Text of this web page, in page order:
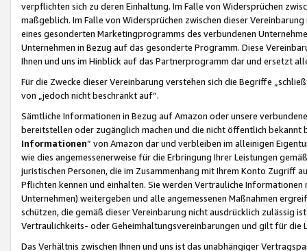
verpflichten sich zu deren Einhaltung. Im Falle von Widersprüchen
maßgeblich. Im Falle von Widersprüchen zwischen dieser
eines gesonderten Marketingprogramms des verbundenen
Unternehmen in Bezug auf das gesonderte Programm. Diese
Ihnen und uns im Hinblick auf das Partnerprogramm dar und ersetzt
Für die Zwecke dieser Vereinbarung verstehen sich die Begriffe
von „jedoch nicht beschränkt auf“.
Sämtliche Informationen in Bezug auf Amazon oder unsere
bereitstellen oder zugänglich machen und die nicht öffentlich
Informationen“ von Amazon dar und verbleiben im alleinigen
wie dies angemessenerweise für die Erbringung Ihrer Leistungen
juristischen Personen, die im Zusammenhang mit Ihrem Konto
Pflichten kennen und einhalten. Sie werden Vertrauliche
Unternehmen) weitergeben und alle angemessenen Maßnahmen
schützen, die gemäß dieser Vereinbarung nicht ausdrücklich zulässig
Vertraulichkeits- oder Geheimhaltungsvereinbarungen und gilt für die
Das Verhältnis zwischen Ihnen und uns ist das unabhängiger